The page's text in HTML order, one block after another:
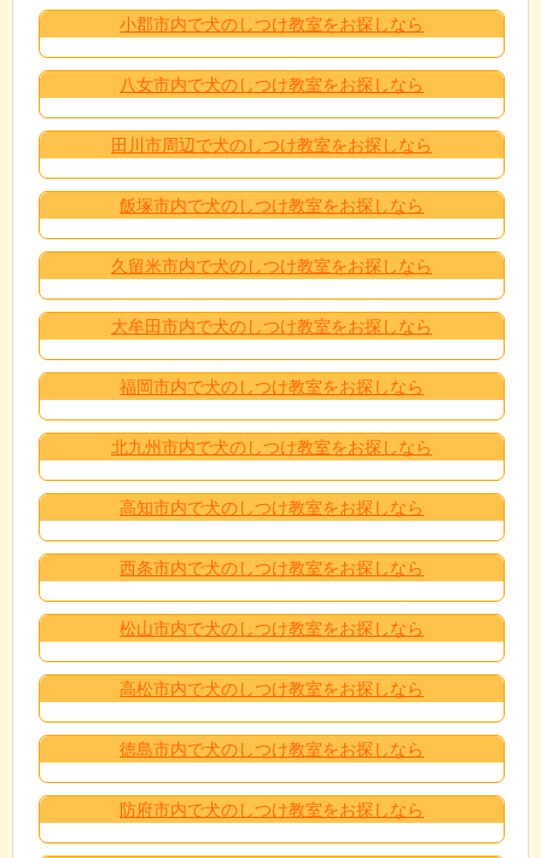
小郡市内で犬のしつけ教室をお探しなら
八女市内で犬のしつけ教室をお探しなら
田川市周辺で犬のしつけ教室をお探しなら
飯塚市内で犬のしつけ教室をお探しなら
久留米市内で犬のしつけ教室をお探しなら
大牟田市内で犬のしつけ教室をお探しなら
福岡市内で犬のしつけ教室をお探しなら
北九州市内で犬のしつけ教室をお探しなら
高知市内で犬のしつけ教室をお探しなら
西条市内で犬のしつけ教室をお探しなら
松山市内で犬のしつけ教室をお探しなら
高松市内で犬のしつけ教室をお探しなら
徳島市内で犬のしつけ教室をお探しなら
防府市内で犬のしつけ教室をお探しなら